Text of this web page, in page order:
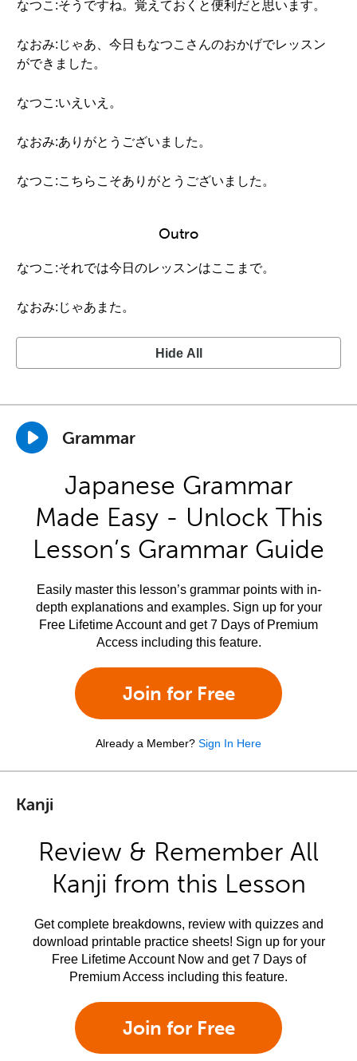
なつこ:そうですね。覚えておくと便利だと思います。
なおみ:じゃあ、今日もなつこさんのおかげでレッスン
ができました。
なつこ:いえいえ。
なおみ:ありがとうございました。
なつこ:こちらこそありがとうございました。
Outro
なつこ:それでは今日のレッスンはここまで。
なおみ:じゃあまた。
Hide All
Grammar
Japanese Grammar
Made Easy - Unlock This
Lesson’s Grammar Guide
Easily master this lesson’s grammar points with in-
depth explanations and examples. Sign up for your
Free Lifetime Account and get 7 Days of Premium
Access including this feature.
Join for Free
Already a Member? Sign In Here
Kanji
Review & Remember All
Kanji from this Lesson
Get complete breakdowns, review with quizzes and
download printable practice sheets! Sign up for your
Free Lifetime Account Now and get 7 Days of
Premium Access including this feature.
Join for Free